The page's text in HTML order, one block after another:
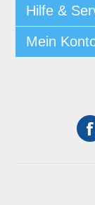
Hilfe &
Mein